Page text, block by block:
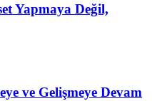
Yapmaya Değil,
ve Gelişmeye Devam